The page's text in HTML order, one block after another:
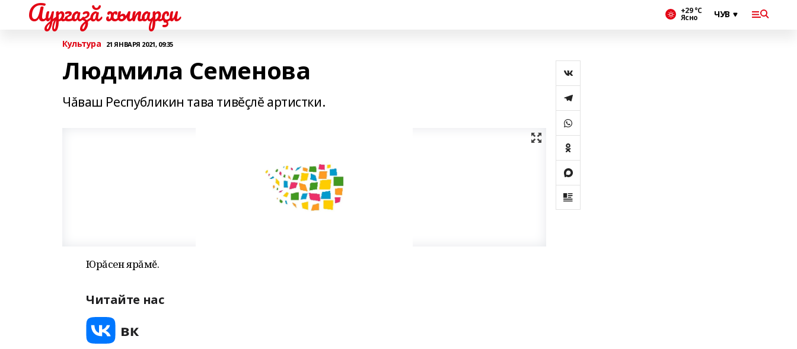
Аургазă хыпарçи +29 °С
Ясно
Культура 21 ЯНВАРЯ 2021, 09:35
Людмила Семенова
Чăваш Республикин тава тивĕçлĕ артистки.
Юрăсен ярăмĕ.
Читайте нас